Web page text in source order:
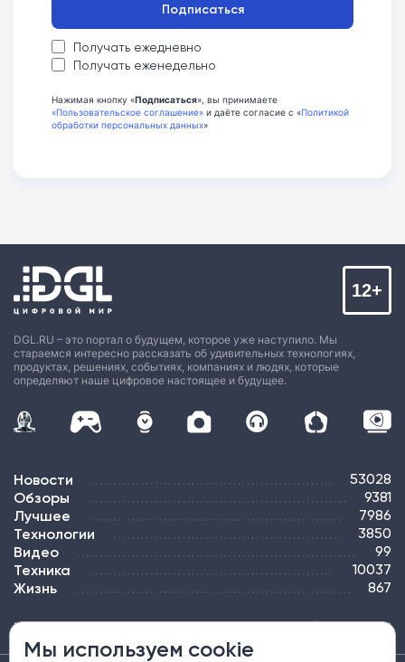
Получать ежедневно
Получать еженедельно
Подписаться
Нажимая кнопку «Подписаться», вы принимаете
«Пользовательское соглашение» и даёте согласие с «Политикой
обработки персональных данных»
DGL.RU – это портал о будущем, которое уже наступило. Мы
стараемся интересно рассказать об удивительных технологиях,
продуктах, решениях, событиях, компаниях и людях, которые
определяют наше цифровое настоящее и будущее.
12+
Новости 53028
Обзоры 9381
Лучшее 7986
Технологии 3850
Видео 99
Техника 10037
Жизнь 867
ПОДПИСКА РЕКЛАМА КОНТАКТЫ КАРТА САЙТА ТЭГИ
Мы используем cookie